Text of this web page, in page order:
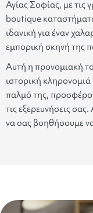
Αγίας Σοφίας, με τις
boutique
ιδανική για έναν
εμπορική σκηνή της
Αυτή η προνομιακή
ιστορική
παλμό της,
τις εξερευνήσεις
να σας βοηθήσουμε